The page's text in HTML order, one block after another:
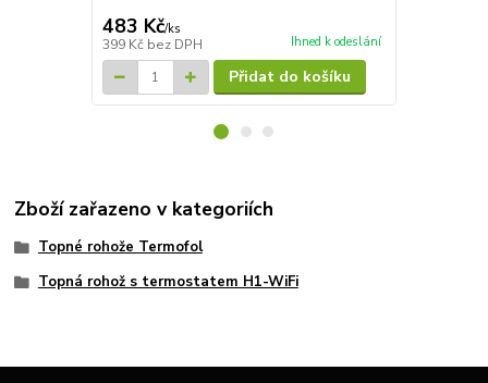
483 Kč/ks
399 Kč bez DPH Ihned k odeslání
Přidat do košíku
Zboží zařazeno v kategoriích
Topné rohože Termofol
Topná rohož s termostatem H1-WiFi